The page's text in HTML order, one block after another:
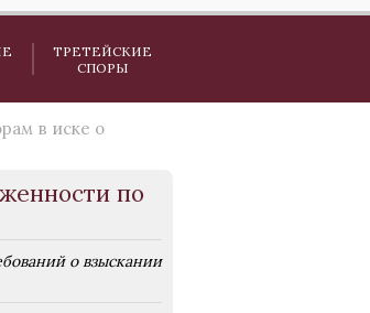
ТРЕТЕЙСКИЕ
СПОРЫ
в иске о
по
о взыскании